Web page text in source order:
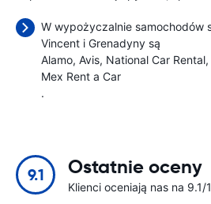
W wypożyczalnie samochodów
Vincent i Grenadyny są
Alamo Avis National Car Rental
Mex Rent a Car
.
9.1 Ostatnie oceny
Klienci oceniają nas na